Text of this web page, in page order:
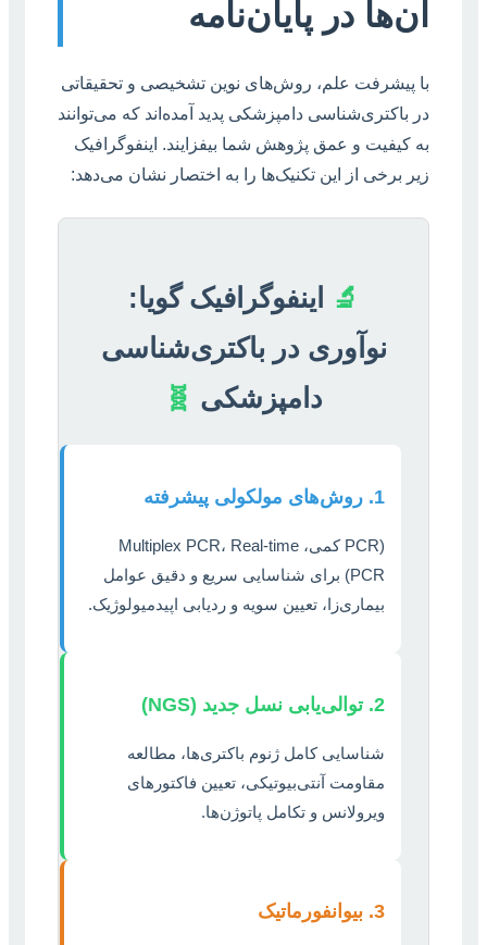
آن‌ها در پایان‌نامه
با پیشرفت علم، روش‌های نوین تشخیصی و تحقیقاتی
در باکتری‌شناسی دامپزشکی پدید آمده‌اند که می‌توانند
به کیفیت و عمق پژوهش شما بیفزایند. اینفوگرافیک
زیر برخی از این تکنیک‌ها را به اختصار نشان می‌دهد:
🔬
اینفوگرافیک گویا:
نوآوری در باکتری‌شناسی
دامپزشکی 🧬
1. روش‌های مولکولی پیشرفته
(PCR کمی، Multiplex PCR، Real-time
PCR) برای شناسایی سریع و دقیق عوامل
بیماری‌زا، تعیین سویه و ردیابی اپیدمیولوژیک.
2. توالی‌یابی نسل جدید (NGS)
شناسایی کامل ژنوم باکتری‌ها، مطالعه
مقاومت آنتی‌بیوتیکی، تعیین فاکتورهای
ویرولانس و تکامل پاتوژن‌ها.
3. بیوانفورماتیک